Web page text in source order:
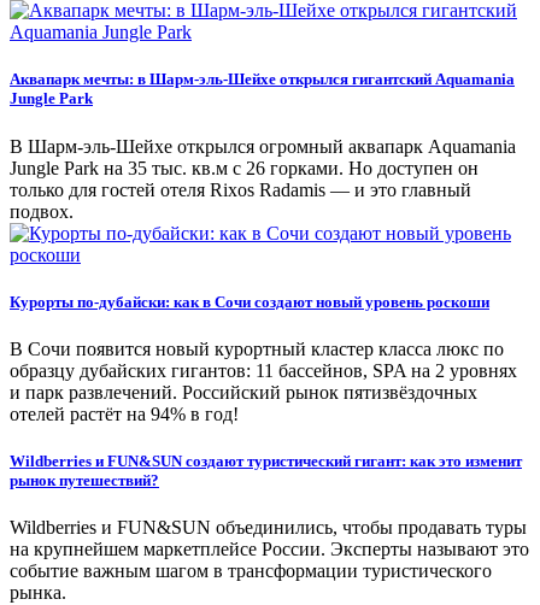
Аквапарк мечты: в Шарм-эль-Шейхе открылся гигантский Aquamania
Jungle Park
В Шарм-эль-Шейхе открылся огромный аквапарк Aquamania
Jungle Park на 35 тыс. кв.м с 26 горками. Но доступен он
только для гостей отеля Rixos Radamis — и это главный
подвох.
Курорты по-дубайски: как в Сочи создают новый уровень роскоши
В Сочи появится новый курортный кластер класса люкс по
образцу дубайских гигантов: 11 бассейнов, SPA на 2 уровнях
и парк развлечений. Российский рынок пятизвёздочных
отелей растёт на 94% в год!
Wildberries и FUN&SUN создают туристический гигант: как это изменит
рынок путешествий?
Wildberries и FUN&SUN объединились, чтобы продавать туры
на крупнейшем маркетплейсе России. Эксперты называют это
событие важным шагом в трансформации туристического
рынка.